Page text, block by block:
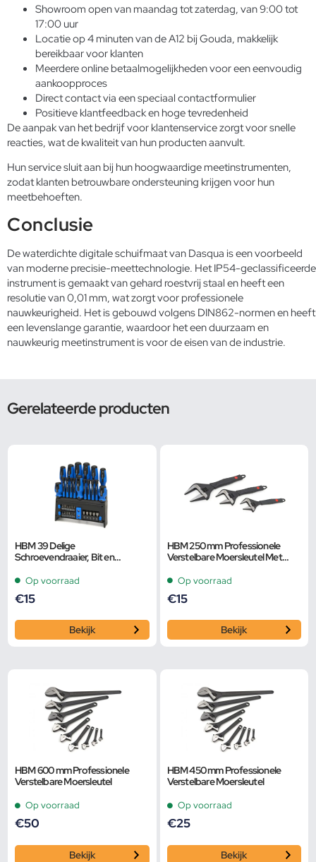
Showroom open van maandag tot zaterdag, van 9:00 tot
17:00 uur
Locatie op 4 minuten van de A12 bij Gouda, makkelijk
bereikbaar voor klanten
Meerdere online betaalmogelijkheden voor een eenvoudig
aankoopproces
Direct contact via een speciaal contactformulier
Positieve klantfeedback en hoge tevredenheid
De aanpak van het bedrijf voor klantenservice zorgt voor snelle
reacties, wat de kwaliteit van hun producten aanvult.
Hun service sluit aan bij hun hoogwaardige meetinstrumenten,
zodat klanten betrouwbare ondersteuning krijgen voor hun
meetbehoeften.
Conclusie
De waterdichte digitale schuifmaat van Dasqua is een voorbeeld
van moderne precisie-meettechnologie. Het IP54-geclassificeerde
instrument is gemaakt van gehard roestvrij staal en heeft een
resolutie van 0,01 mm, wat zorgt voor professionele
nauwkeurigheid. Het is gebouwd volgens DIN862-normen en heeft
een levenslange garantie, waardoor het een duurzaam en
nauwkeurig meetinstrument is voor de eisen van de industrie.
Gerelateerde producten
HBM 39 Delige
Schroevendraaier, Bit en
Op voorraad
€15
Bekijk
HBM 250 mm Professionele
Verstelbare Moersleutel Met
Smalle Bek
Op voorraad
€15
Bekijk
HBM 600 mm Professionele
Verstelbare Moersleutel
Op voorraad
€50
Bekijk
HBM 450 mm Professionele
Verstelbare Moersleutel
Op voorraad
€25
Bekijk